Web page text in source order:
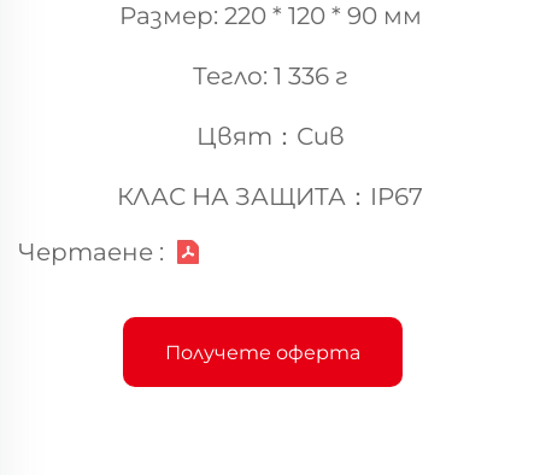
Размер: 220 * 120 * 90 мм
Тегло: 1 336 г
Цвят：Сив
КЛАС НА ЗАЩИТА：IP67
Чертаене :
Получете оферта